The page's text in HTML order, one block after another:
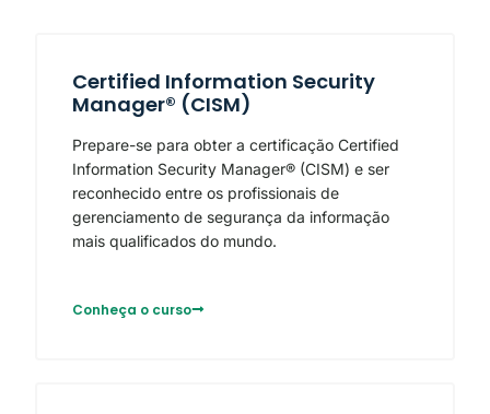
Certified Information Security
Manager® (CISM)
Prepare-se para obter a certificação Certified
Information Security Manager® (CISM) e ser
reconhecido entre os profissionais de
gerenciamento de segurança da informação
mais qualificados do mundo.
Conheça o curso